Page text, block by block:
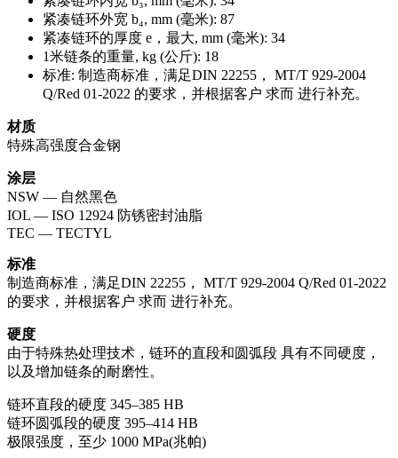
紧凑链环外宽 b₄, mm (毫米): 87
紧凑链环的厚度 e，最大, mm (毫米): 34
1米链条的重量, kg (公斤): 18
标准: 制造商标准，满足DIN 22255， MT/T 929-2004
Q/Red 01-2022 的要求，并根据客户 求而 进行补充。
材质
特殊高强度合金钢
涂层
NSW — 自然黑色
IOL — ISO 12924 防锈密封油脂
TEC — TECTYL
标准
制造商标准，满足DIN 22255， MT/T 929-2004 Q/Red 01-2022
的要求，并根据客户 求而 进行补充。
硬度
由于特殊热处理技术，链环的直段和圆弧段 具有不同硬度，
以及增加链条的耐磨性。
链环直段的硬度 345–385 НВ
链环圆弧段的硬度 395–414 НВ
极限强度，至少 1000 MPa(兆帕)